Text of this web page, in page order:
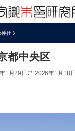
神社
都中央区
1月29日 2026年1月18日